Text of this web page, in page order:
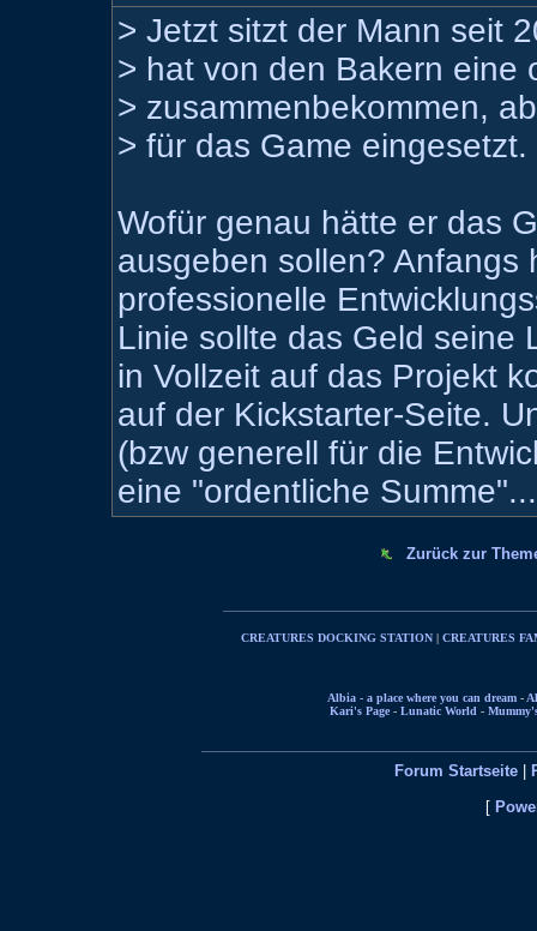
> Jetzt sitzt der Mann seit
> hat von den Bakern eine
> zusammenbekommen,
> für das Game eingesetzt.
Wofür genau hätte er das
ausgeben sollen? Anfangs
professionelle
Linie sollte das Geld seine
in Vollzeit auf das Projekt
auf der Kickstarter-Seite.
(bzw generell für die
eine "ordentliche Summe"...
Zurück zur
CREATURES DOCKING STATION | CREATURES
Albia - a place where you can dream-
Kari's Page - Lunatic World -
Forum Startseite
[